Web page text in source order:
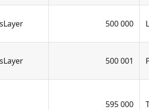
500 000
500 001
595 000